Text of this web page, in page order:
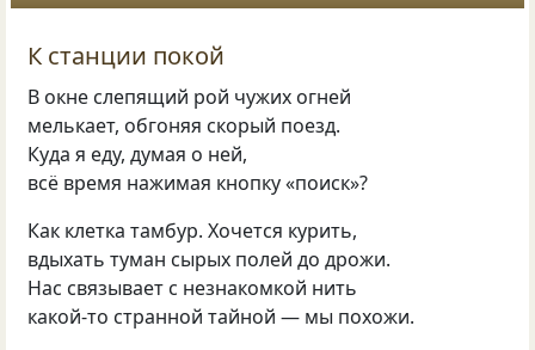
К станции покой
В окне слепящий рой чужих огней
мелькает, обгоняя скорый поезд.
Куда я еду, думая о ней,
всё время нажимая кнопку «поиск»?
Как клетка тамбур. Хочется курить,
вдыхать туман сырых полей до дрожи.
Нас связывает с незнакомкой нить
какой-то странной тайной — мы похожи.